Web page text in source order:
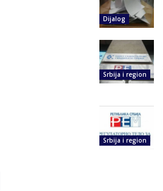
Dijalog
Srbija i region
Srbija i region